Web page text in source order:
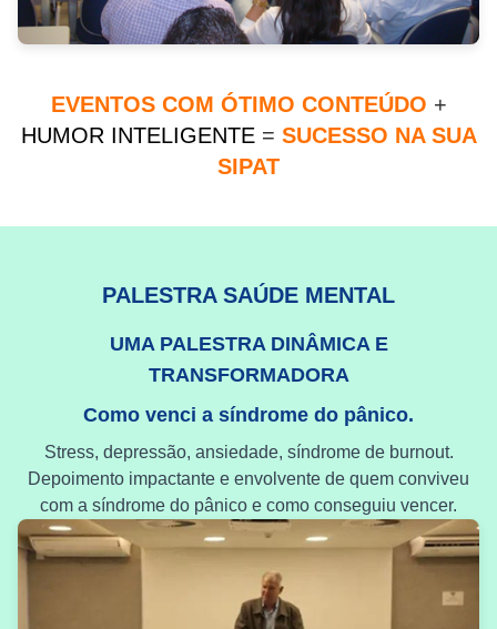
EVENTOS COM ÓTIMO CONTEÚDO +
HUMOR INTELIGENTE = SUCESSO NA SUA
SIPAT
PALESTRA SAÚDE MENTAL
UMA PALESTRA DINÂMICA E
TRANSFORMADORA
Como venci a síndrome do pânico.
Stress, depressão, ansiedade, síndrome de burnout.
Depoimento impactante e envolvente de quem conviveu
com a síndrome do pânico e como conseguiu vencer.